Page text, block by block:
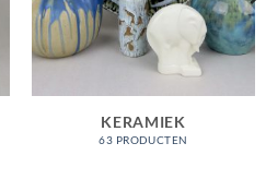
KERAMIEK
63 PRODUCTEN